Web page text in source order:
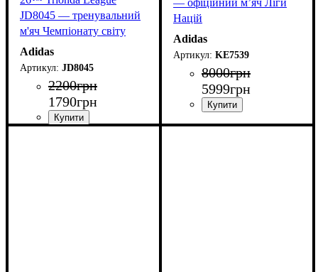
JD8045 — тренувальний
м'яч Чемпіонату світу
2026
Adidas
JD8045
2200грн
1790грн
Націй
Adidas
KE7539
8000грн
5999грн